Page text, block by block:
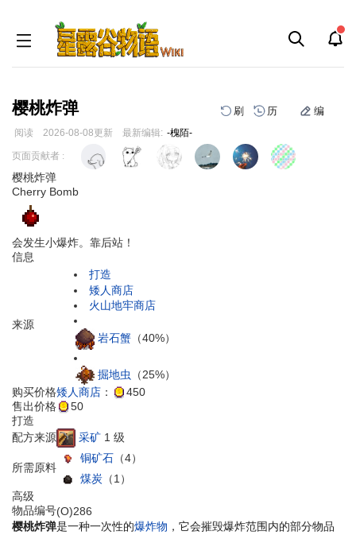
樱桃炸弹 刷 历 编
阅读 2026-08-08更新 最新编辑: -槐陌-
跳
导
航
跳
搜
索
页面贡献者 :
樱桃炸弹
Cherry Bomb
会发生小爆炸。靠后站！
信息
来源
打造
矮人商店
火山地牢商店
岩石蟹 （40%）
掘地虫
（25%）
购买价格矮人商店 ：
450
售出价格
50
打造
配方来源
采矿 1 级
所需原料
铜矿石 （4）
煤炭 （1）
高级
物品编号(O)286
樱桃炸弹是一种一次性的爆炸物 ，它会摧毁爆炸范围内的部分物品